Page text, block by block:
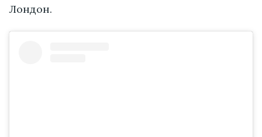
Лондон.